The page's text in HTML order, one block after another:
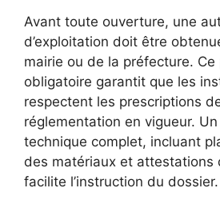
Avant toute ouverture, une
d’exploitation doit être
mairie ou de la préfecture. Ce
obligatoire garantit que les
respectent les prescriptions
réglementation en vigueur.
technique complet, incluant
des matériaux et attestations
facilite l’instruction du dossier.